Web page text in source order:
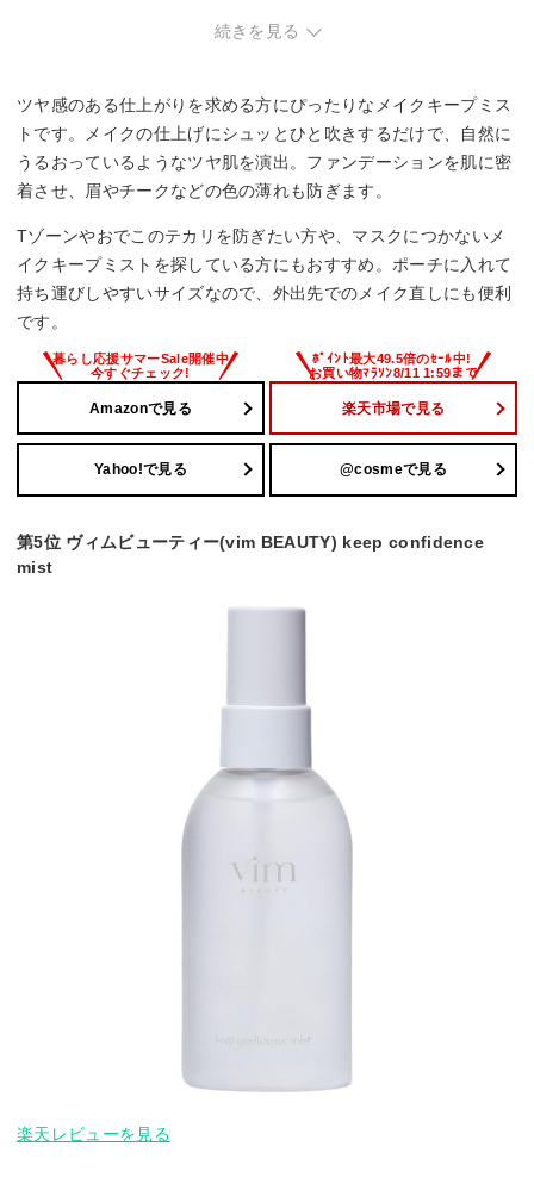
・マット肌を好む方。つや感が出る仕上がりのため、マット
続きを見る
ツヤ感のある仕上がりを求める方にぴったりなメイクキープミス
トです。メイクの仕上げにシュッとひと吹きするだけで、自然に
うるおっているようなツヤ肌を演出。ファンデーションを肌に密
着させ、眉やチークなどの色の薄れも防ぎます。
Tゾーンやおでこのテカリを防ぎたい方や、マスクにつかないメ
イクキープミストを探している方にもおすすめ。ポーチに入れて
持ち運びしやすいサイズなので、外出先でのメイク直しにも便利
です。
Amazonで見る 楽天市場で見る
Yahoo!で見る @cosmeで見る
第5位 ヴィムビューティー(vim BEAUTY) keep confidence
mist
楽天レビューを見る